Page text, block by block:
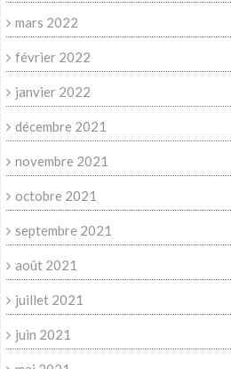
mars 2022
février 2022
janvier 2022
décembre 2021
novembre 2021
octobre 2021
septembre 2021
août 2021
juillet 2021
juin 2021